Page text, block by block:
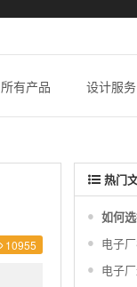
所有产品 设计服务
10955
热门
如何